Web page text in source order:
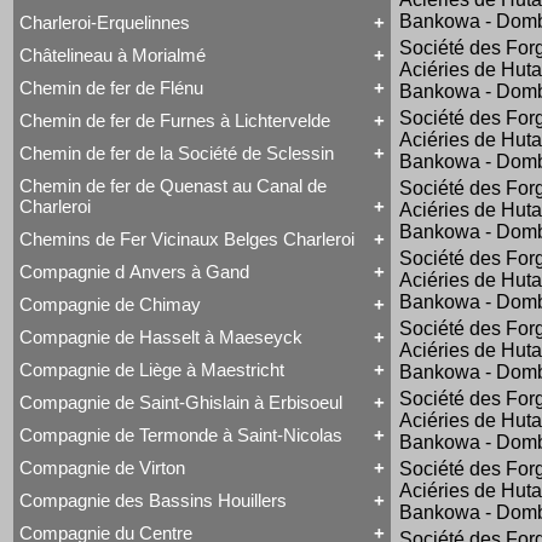
Série 73
Série 82
Class 66
DE 18
Série 27
Série 77
Tout Charleroi à Louvain
23 à 25
50 à 53
60 à 61
62 à 63
94 à 95
Charleroi-Erquelinnes
Tout Charleroi-Erquelinnes
David Joy
Saint-Léonard
Varsovie-Vienne
Châtelineau à Morialmé
Tout Châtelineau à Morialmé
42 à 44
Chemin de fer de Flénu
Tout Chemin de fer de Flénu
Chemin de fer de Flénu
Chemin de fer de Furnes à Lichtervelde
Tout Chemin de fer de Furnes à Lichtervelde
Saint-Léonard
Chemin de fer de la Société de Sclessin
Tout Chemin de fer de la Société de Sclessin
Saint-Léonard
Chemin de fer de Quenast au Canal de
Charleroi
Tout Chemin de fer de Quenast au Canal de
Charleroi
Chemin de fer de Quenast au Canal de Charleroi
Chemins de Fer Vicinaux Belges Charleroi
Tout Chemins de Fer Vicinaux Belges Charleroi
Chemins de Fer Vicinaux Belges Charleroi
Compagnie d Anvers à Gand
Tout Compagnie d Anvers à Gand
3H
4H
5H
De Ridder
Compagnie de Chimay
Tout Compagnie de Chimay
1 à 5 (Ravachol)
51-64 (Revolver)
1 à 5
120 T Nord 2.921 à 2.950
671-676 (Viennoises)
701-710 (Engerth)
711-755 (180 unités)
Engerth
G 71
Train-Tramway
Compagnie de Hasselt à Maeseyck
Tout Compagnie de Hasselt à Maeseyck
Compagnie de Hasselt à Maeseyck
Tubize Type 10
Compagnie de Liège à Maestricht
Tout Compagnie de Liège à Maestricht
Compagnie de Liège à Maestricht
Mammouth Nord-Belge
Train-Tramway
Type 28 EB
Compagnie de Saint-Ghislain à Erbisoeul
Tout Compagnie de Saint-Ghislain à Erbisoeul
Marchandises
Voyageurs
Compagnie de Termonde à Saint-Nicolas
Tout Compagnie de Termonde à Saint-Nicolas
Cockerill
Compagnie de Termonde à Saint-Nicolas
Fox, Walker & Co
Compagnie de Virton
Tout Compagnie de Virton
Compagnie de Virton
Compagnie des Bassins Houillers
Compagnie du Centre
Bankowa -
Société des
Aciéries de
Bankowa -
Société des
Aciéries de
Bankowa -
Société des
Aciéries de
Bankowa -
Société des
Aciéries de
Bankowa -
Société des
Aciéries de
Bankowa -
Société des
Aciéries de
Bankowa -
Société des
Aciéries de
Bankowa -